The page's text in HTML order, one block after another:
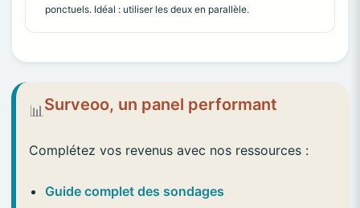
ponctuels. Idéal : utiliser les deux en parallèle.
📊Surveoo, un panel performant
Complétez vos revenus avec nos ressources :
Guide complet des sondages